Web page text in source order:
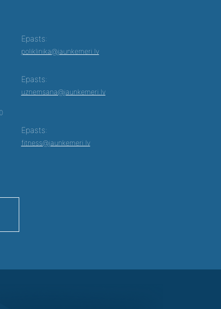
Epasts:
poliklinika@jaunkemeri.lv
Epasts:
uznemsana@jaunkemeri.lv
Epasts:
fitness@jaunkemeri.lv